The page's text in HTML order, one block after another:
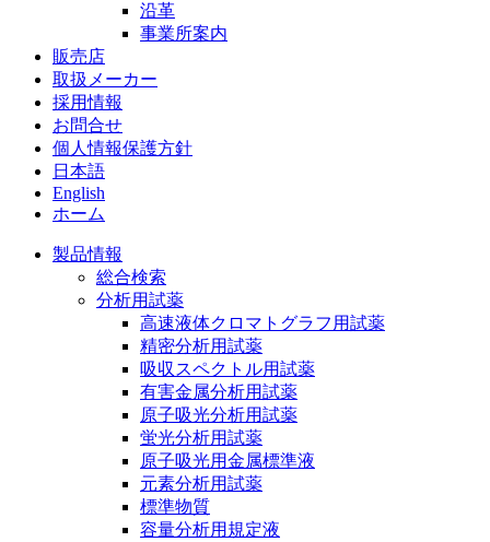
沿革
事業所案内
販売店
取扱メーカー
採用情報
お問合せ
個人情報保護方針
日本語
English
ホーム
製品情報
総合検索
分析用試薬
高速液体クロマトグラフ用試薬
精密分析用試薬
吸収スペクトル用試薬
有害金属分析用試薬
原子吸光分析用試薬
蛍光分析用試薬
原子吸光用金属標準液
元素分析用試薬
標準物質
容量分析用規定液